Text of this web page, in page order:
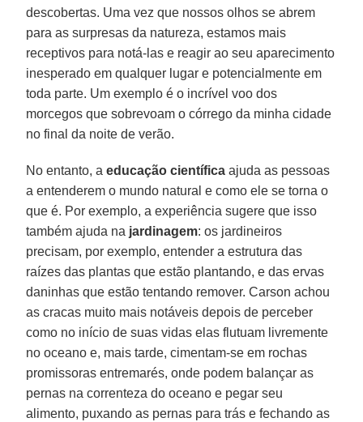
descobertas. Uma vez que nossos olhos se abrem
para as surpresas da natureza, estamos mais
receptivos para notá-las e reagir ao seu aparecimento
inesperado em qualquer lugar e potencialmente em
toda parte. Um exemplo é o incrível voo dos
morcegos que sobrevoam o córrego da minha cidade
no final da noite de verão.
No entanto, aeducação científica ajuda as pessoas
a entenderem o mundo natural e como ele se torna o
que é. Por exemplo, a experiência sugere que isso
também ajuda na jardinagem: os jardineiros
precisam, por exemplo, entender a estrutura das
raízes das plantas que estão plantando, e das ervas
daninhas que estão tentando remover. Carson achou
as cracas muito mais notáveis depois de perceber
como no início de suas vidas elas flutuam livremente
no oceano e, mais tarde, cimentam-se em rochas
promissoras entremarés, onde podem balançar as
pernas na correnteza do oceano e pegar seu
alimento, puxando as pernas para trás e fechando as